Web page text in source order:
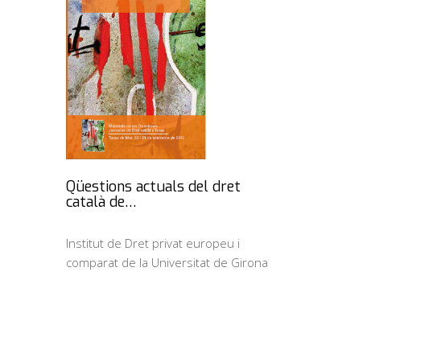
Qüestions actuals del dret
català de…
Institut de Dret privat europeu i
comparat de la Universitat de Girona